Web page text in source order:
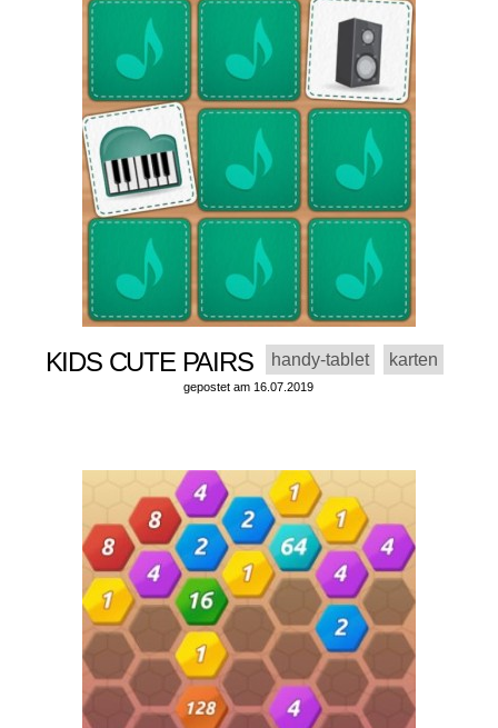
KIDS CUTE PAIRS handy-tablet karten
gepostet am 16.07.2019